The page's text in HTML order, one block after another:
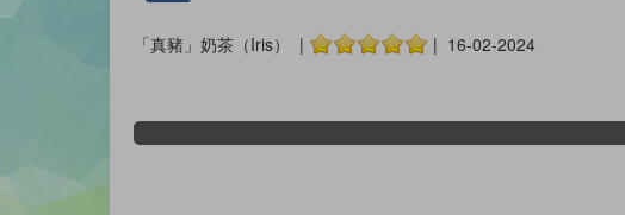
「真豬」奶茶（Iris） | | 16-02-2024